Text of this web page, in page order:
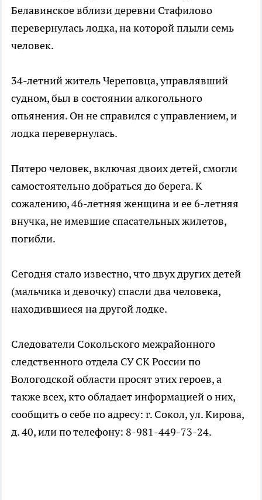
Белавинское вблизи деревни Стафилово
перевернулась лодка, на которой плыли семь
человек.
34-летний житель Череповца, управлявший
судном, был в состоянии алкогольного
опьянения. Он не справился с управлением, и
лодка перевернулась.
Пятеро человек, включая двоих детей, смогли
самостоятельно добраться до берега. К
сожалению, 46-летняя женщина и ее 6-летняя
внучка, не имевшие спасательных жилетов,
погибли.
Сегодня стало известно, что двух других детей
(мальчика и девочку) спасли два человека,
находившиеся на другой лодке.
Следователи Сокольского межрайонного
следственного отдела СУ СК России по
Вологодской области просят этих героев, а
также всех, кто обладает информацией о них,
сообщить о себе по адресу: г. Сокол, ул. Кирова,
д. 40, или по телефону: 8-981-449-73-24.